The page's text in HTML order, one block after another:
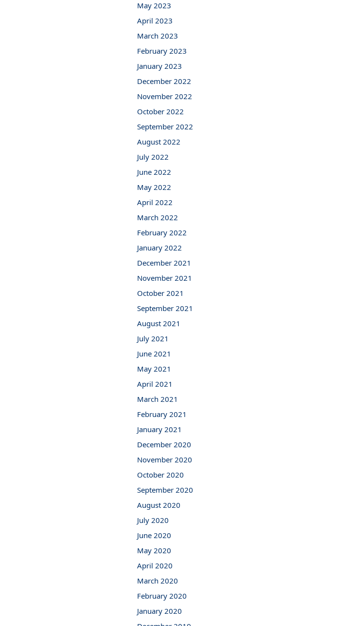
May 2023
April 2023
March 2023
February 2023
January 2023
December 2022
November 2022
October 2022
September 2022
August 2022
July 2022
June 2022
May 2022
April 2022
March 2022
February 2022
January 2022
December 2021
November 2021
October 2021
September 2021
August 2021
July 2021
June 2021
May 2021
April 2021
March 2021
February 2021
January 2021
December 2020
November 2020
October 2020
September 2020
August 2020
July 2020
June 2020
May 2020
April 2020
March 2020
February 2020
January 2020